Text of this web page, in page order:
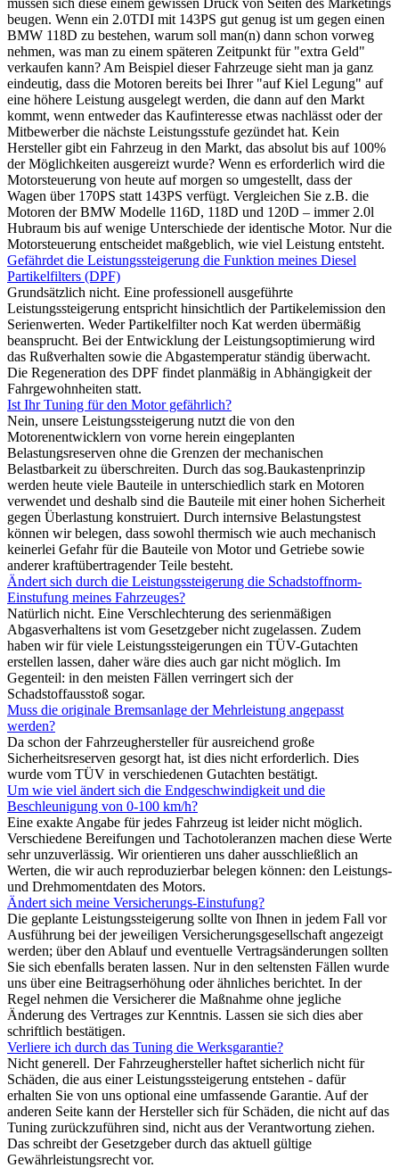
beugen. Wenn ein 2.0TDI mit 143PS gut genug ist um gegen einen
BMW 118D zu bestehen, warum soll man(n) dann schon vorweg
nehmen, was man zu einem späteren Zeitpunkt für "extra Geld"
verkaufen kann? Am Beispiel dieser Fahrzeuge sieht man ja ganz
eindeutig, dass die Motoren bereits bei Ihrer "auf Kiel Legung" auf
eine höhere Leistung ausgelegt werden, die dann auf den Markt
kommt, wenn entweder das Kaufinteresse etwas nachlässt oder der
Mitbewerber die nächste Leistungsstufe gezündet hat. Kein
Hersteller gibt ein Fahrzeug in den Markt, das absolut bis auf 100%
der Möglichkeiten ausgereizt wurde? Wenn es erforderlich wird die
Motorsteuerung von heute auf morgen so umgestellt, dass der
Wagen über 170PS statt 143PS verfügt. Vergleichen Sie z.B. die
Motoren der BMW Modelle 116D, 118D und 120D – immer 2.0l
Hubraum bis auf wenige Unterschiede der identische Motor. Nur die
Motorsteuerung entscheidet maßgeblich, wie viel Leistung entsteht.
Gefährdet die Leistungssteigerung die Funktion meines Diesel
Partikelfilters (DPF)
Grundsätzlich nicht. Eine professionell ausgeführte
Leistungssteigerung entspricht hinsichtlich der Partikelemission den
Serienwerten. Weder Partikelfilter noch Kat werden übermäßig
beansprucht. Bei der Entwicklung der Leistungsoptimierung wird
das Rußverhalten sowie die Abgastemperatur ständig überwacht.
Die Regeneration des DPF findet planmäßig in Abhängigkeit der
Fahrgewohnheiten statt.
Ist Ihr Tuning für den Motor gefährlich?
Nein, unsere Leistungssteigerung nutzt die von den
Motorenentwicklern von vorne herein eingeplanten
Belastungsreserven ohne die Grenzen der mechanischen
Belastbarkeit zu überschreiten. Durch das sog.Baukastenprinzip
werden heute viele Bauteile in unterschiedlich stark en Motoren
verwendet und deshalb sind die Bauteile mit einer hohen Sicherheit
gegen Überlastung konstruiert. Durch internsive Belastungstest
können wir belegen, dass sowohl thermisch wie auch mechanisch
keinerlei Gefahr für die Bauteile von Motor und Getriebe sowie
anderer kraftübertragender Teile besteht.
Ändert sich durch die Leistungssteigerung die Schadstoffnorm-
Einstufung meines Fahrzeuges?
Natürlich nicht. Eine Verschlechterung des serienmäßigen
Abgasverhaltens ist vom Gesetzgeber nicht zugelassen. Zudem
haben wir für viele Leistungssteigerungen ein TÜV-Gutachten
erstellen lassen, daher wäre dies auch gar nicht möglich. Im
Gegenteil: in den meisten Fällen verringert sich der
Schadstoffausstoß sogar.
Muss die originale Bremsanlage der Mehrleistung angepasst
werden?
Da schon der Fahrzeughersteller für ausreichend große
Sicherheitsreserven gesorgt hat, ist dies nicht erforderlich. Dies
wurde vom TÜV in verschiedenen Gutachten bestätigt.
Um wie viel ändert sich die Endgeschwindigkeit und die
Beschleunigung von 0-100 km/h?
Eine exakte Angabe für jedes Fahrzeug ist leider nicht möglich.
Verschiedene Bereifungen und Tachotoleranzen machen diese Werte
sehr unzuverlässig. Wir orientieren uns daher ausschließlich an
Werten, die wir auch reproduzierbar belegen können: den Leistungs-
und Drehmomentdaten des Motors.
Ändert sich meine Versicherungs-Einstufung?
Die geplante Leistungssteigerung sollte von Ihnen in jedem Fall vor
Ausführung bei der jeweiligen Versicherungsgesellschaft angezeigt
werden; über den Ablauf und eventuelle Vertragsänderungen sollten
Sie sich ebenfalls beraten lassen. Nur in den seltensten Fällen wurde
uns über eine Beitragserhöhung oder ähnliches berichtet. In der
Regel nehmen die Versicherer die Maßnahme ohne jegliche
Änderung des Vertrages zur Kenntnis. Lassen sie sich dies aber
schriftlich bestätigen.
Verliere ich durch das Tuning die Werksgarantie?
Nicht generell. Der Fahrzeughersteller haftet sicherlich nicht für
Schäden, die aus einer Leistungssteigerung entstehen - dafür
erhalten Sie von uns optional eine umfassende Garantie. Auf der
anderen Seite kann der Hersteller sich für Schäden, die nicht auf das
Tuning zurückzuführen sind, nicht aus der Verantwortung ziehen.
Das schreibt der Gesetzgeber durch das aktuell gültige
Gewährleistungsrecht vor.